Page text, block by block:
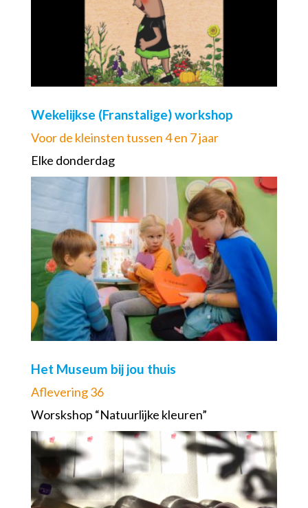
Wekelijkse (Franstalige) workshop
Voor de kleinsten tussen 4 en 7 jaar
Elke donderdag
Het Museum bij jou thuis
Aflevering 36
Worskshop “Natuurlijke kleuren”